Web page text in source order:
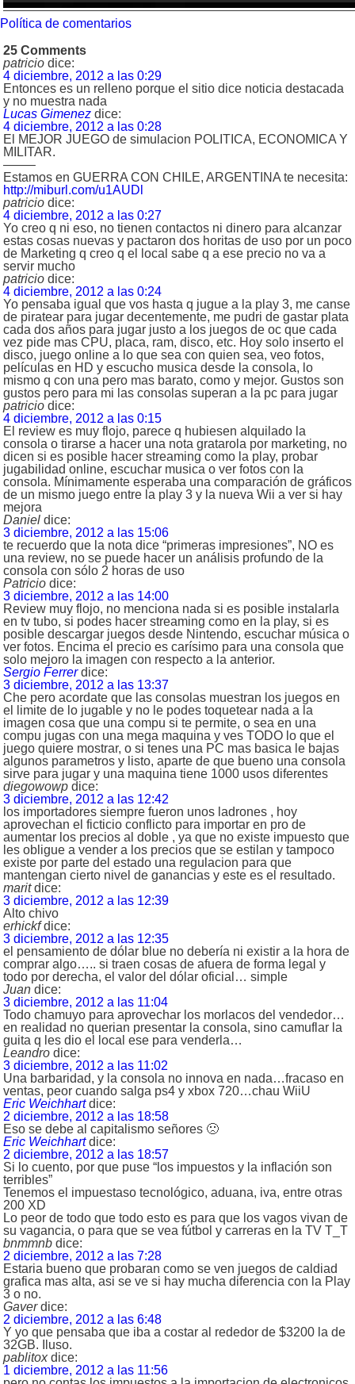
Política de comentarios
25 Comments
patricio dice:
4 diciembre, 2012 a las 0:29
Entonces es un relleno porque el sitio dice noticia destacada
y no muestra nada
Lucas Gimenez dice:
4 diciembre, 2012 a las 0:28
El MEJOR JUEGO de simulacion POLITICA, ECONOMICA Y
MILITAR.
——–
Estamos en GUERRA CON CHILE, ARGENTINA te necesita:
http://miburl.com/u1AUDl
patricio dice:
4 diciembre, 2012 a las 0:27
Yo creo q ni eso, no tienen contactos ni dinero para alcanzar
estas cosas nuevas y pactaron dos horitas de uso por un poco
de Marketing q creo q el local sabe q a ese precio no va a
servir mucho
patricio dice:
4 diciembre, 2012 a las 0:24
Yo pensaba igual que vos hasta q jugue a la play 3, me canse
de piratear para jugar decentemente, me pudri de gastar plata
cada dos años para jugar justo a los juegos de oc que cada
vez pide mas CPU, placa, ram, disco, etc. Hoy solo inserto el
disco, juego online a lo que sea con quien sea, veo fotos,
películas en HD y escucho musica desde la consola, lo
mismo q con una pero mas barato, como y mejor. Gustos son
gustos pero para mi las consolas superan a la pc para jugar
patricio dice:
4 diciembre, 2012 a las 0:15
El review es muy flojo, parece q hubiesen alquilado la
consola o tirarse a hacer una nota gratarola por marketing, no
dicen si es posible hacer streaming como la play, probar
jugabilidad online, escuchar musica o ver fotos con la
consola. Mínimamente esperaba una comparación de gráficos
de un mismo juego entre la play 3 y la nueva Wii a ver si hay
mejora
Daniel dice:
3 diciembre, 2012 a las 15:06
te recuerdo que la nota dice “primeras impresiones”, NO es
una review, no se puede hacer un análisis profundo de la
consola con sólo 2 horas de uso
Patricio dice:
3 diciembre, 2012 a las 14:00
Review muy flojo, no menciona nada si es posible instalarla
en tv tubo, si podes hacer streaming como en la play, si es
posible descargar juegos desde Nintendo, escuchar música o
ver fotos. Encima el precio es carísimo para una consola que
solo mejoro la imagen con respecto a la anterior.
Sergio Ferrer dice:
3 diciembre, 2012 a las 13:37
Che pero acordate que las consolas muestran los juegos en
el limite de lo jugable y no le podes toquetear nada a la
imagen cosa que una compu si te permite, o sea en una
compu jugas con una mega maquina y ves TODO lo que el
juego quiere mostrar, o si tenes una PC mas basica le bajas
algunos parametros y listo, aparte de que bueno una consola
sirve para jugar y una maquina tiene 1000 usos diferentes
diegowowp dice:
3 diciembre, 2012 a las 12:42
los importadores siempre fueron unos ladrones , hoy
aprovechan el ficticio conflicto para importar en pro de
aumentar los precios al doble , ya que no existe impuesto que
les obligue a vender a los precios que se estilan y tampoco
existe por parte del estado una regulacion para que
mantengan cierto nivel de ganancias y este es el resultado.
marit dice:
3 diciembre, 2012 a las 12:39
Alto chivo
erhickf dice:
3 diciembre, 2012 a las 12:35
el pensamiento de dólar blue no debería ni existir a la hora de
comprar algo….. si traen cosas de afuera de forma legal y
todo por derecha, el valor del dólar oficial… simple
Juan dice:
3 diciembre, 2012 a las 11:04
Todo chamuyo para aprovechar los morlacos del vendedor…
en realidad no querian presentar la consola, sino camuflar la
guita q les dio el local ese para venderla…
Leandro dice:
3 diciembre, 2012 a las 11:02
Una barbaridad, y la consola no innova en nada…fracaso en
ventas, peor cuando salga ps4 y xbox 720…chau WiiU
Eric Weichhart dice:
2 diciembre, 2012 a las 18:58
Eso se debe al capitalismo señores 🙁
Eric Weichhart dice:
2 diciembre, 2012 a las 18:57
Si lo cuento, por que puse “los impuestos y la inflación son
terribles”
Tenemos el impuestaso tecnológico, aduana, iva, entre otras
200 XD
Lo peor de todo que todo esto es para que los vagos vivan de
su vagancia, o para que se vea fútbol y carreras en la TV T_T
bnmmnb dice:
2 diciembre, 2012 a las 7:28
Estaria bueno que probaran como se ven juegos de caldiad
grafica mas alta, asi se ve si hay mucha diferencia con la Play
3 o no.
Gaver dice:
2 diciembre, 2012 a las 6:48
Y yo que pensaba que iba a costar al rededor de $3200 la de
32GB. Iluso.
pablitox dice:
1 diciembre, 2012 a las 11:56